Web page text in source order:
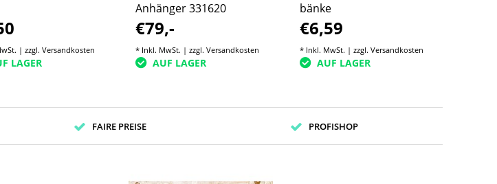
| zzgl. Versandkosten
LAGER
Anhänger 331620
€79,-
* Inkl. MwSt. | zzgl. Versandkosten
AUF LAGER
bänke
€6,59
* Inkl. MwSt. | zzgl.Versandkosten
AUF LAGER
FAIRE PREISE PROFISHOP